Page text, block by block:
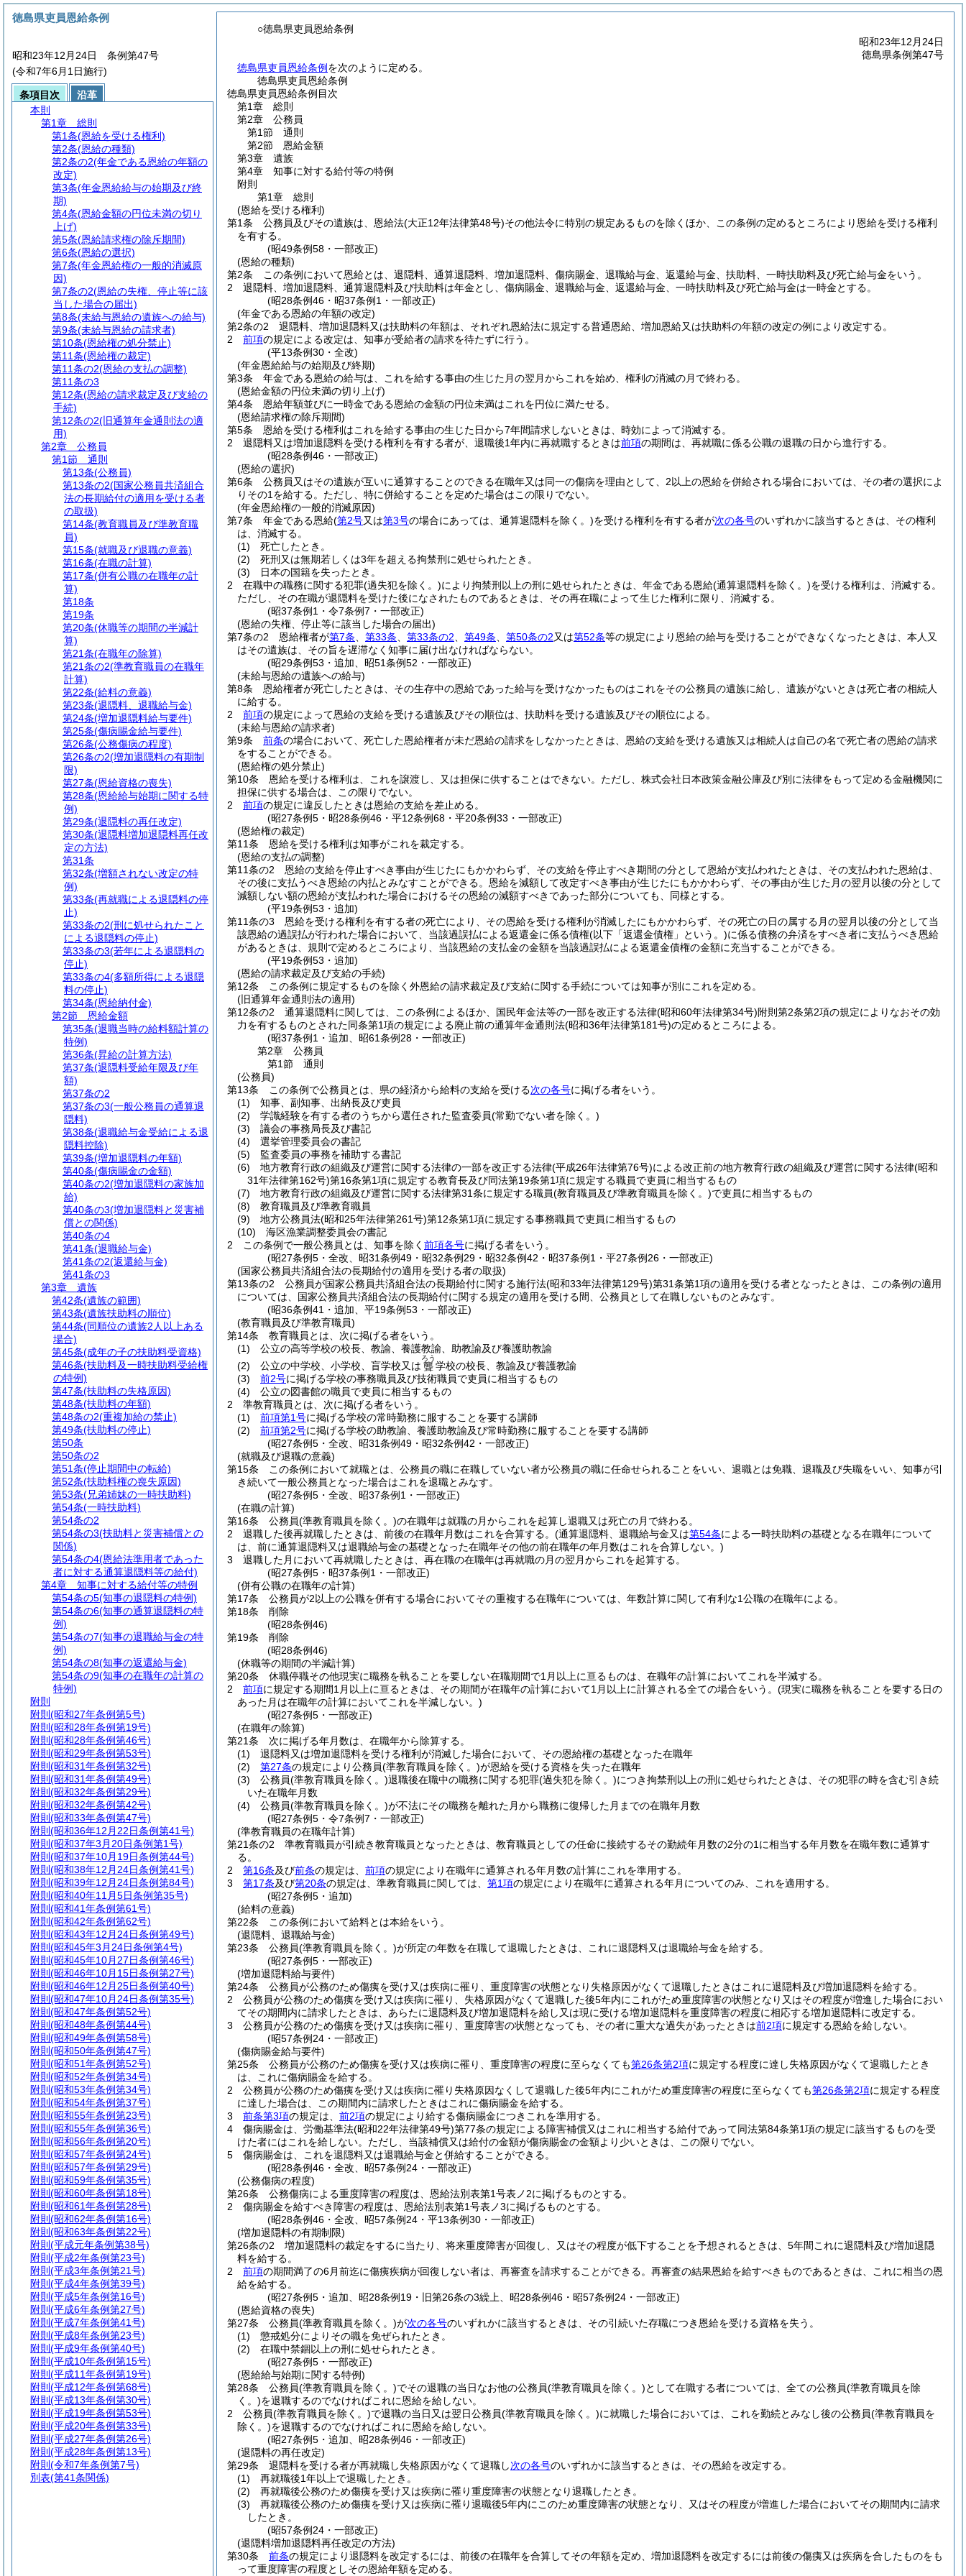
○徳島県吏員恩給条例
昭和23年12月24日
徳島県条例第47号
徳島県吏員恩給条例 を次のように定める。
徳島県吏員恩給条例
徳島県吏員恩給条例目次
第1章
総則
第2章
公務員
第1節
通則
第2節
恩給金額
第3章
遺族
第4章
知事に対する給付等の特例
附則
第1章
総則
(恩給を受ける権利)
第1条
公務員及びその遺族は、恩給法(大正12年法律第48号)その他法令に特別の規定あるものを除くほか、この条例の定めるところにより恩給を受ける権利
を有する。
(昭49条例58・一部改正)
(恩給の種類)
第2条
この条例において恩給とは、退隠料、通算退隠料、増加退隠料、傷病賜金、退職給与金、返還給与金、扶助料、一時扶助料及び死亡給与金をいう。
2
退隠料、増加退隠料、通算退隠料及び扶助料は年金とし、傷病賜金、退職給与金、返還給与金、一時扶助料及び死亡給与金は一時金とする。
(昭28条例46・昭37条例1・一部改正)
(年金である恩給の年額の改定)
第2条の2
退隠料、増加退隠料又は扶助料の年額は、それぞれ恩給法に規定する普通恩給、増加恩給又は扶助料の年額の改定の例により改定する。
2
前項の規定による改定は、知事が受給者の請求を待たずに行う。
(平13条例30・全改)
(年金恩給給与の始期及び終期)
第3条
年金である恩給の給与は、これを給する事由の生じた月の翌月からこれを始め、権利の消滅の月で終わる。
(恩給金額の円位未満の切り上げ)
第4条
恩給年額並びに一時金である恩給の金額の円位未満はこれを円位に満たせる。
(恩給請求権の除斥期間)
第5条
恩給を受ける権利はこれを給する事由の生じた日から7年間請求しないときは、時効によって消滅する。
2
退隠料又は増加退隠料を受ける権利を有する者が、退職後1年内に再就職するときは前項の期間は、再就職に係る公職の退職の日から進行する。
(昭28条例46・一部改正)
(恩給の選択)
第6条
公務員又はその遺族が互いに通算することのできる在職年又は同一の傷病を理由として、2以上の恩給を併給される場合においては、その者の選択によ
りその1を給する。 ただし、特に併給することを定めた場合はこの限りでない。
(年金恩給権の一般的消滅原因)
第7条
年金である恩給(第2号又は第3号の場合にあっては、通算退隠料を除く。)を受ける権利を有する者が次の各号のいずれかに該当するときは、その権利
は、消滅する。
(1)
死亡したとき。
(2)
死刑又は無期若しくは3年を超える拘禁刑に処せられたとき。
(3)
日本の国籍を失ったとき。
2
在職中の職務に関する犯罪(過失犯を除く。)により拘禁刑以上の刑に処せられたときは、年金である恩給(通算退隠料を除く。)を受ける権利は、消滅する。
ただし、その在職が退隠料を受けた後になされたものであるときは、その再在職によって生じた権利に限り、消滅する。
(昭37条例1・令7条例7・一部改正)
(恩給の失権、停止等に該当した場合の届出)
第7条の2
恩給権者が第7条 第33条 第33条の2 第49条 第50条の2又は第52条等の規定により恩給の給与を受けることができなくなったときは、本人又
はその遺族は、その旨を遅滞なく知事に届け出なければならない。
(昭29条例53・追加、昭51条例52・一部改正)
(未給与恩給の遺族への給与)
第8条
恩給権者が死亡したときは、その生存中の恩給であった給与を受けなかったものはこれをその公務員の遺族に給し、遺族がないときは死亡者の相続人
に給する。
2
前項の規定によって恩給の支給を受ける遺族及びその順位は、扶助料を受ける遺族及びその順位による。
(未給与恩給の請求者)
第9条
前条の場合において、死亡した恩給権者が未だ恩給の請求をしなかったときは、恩給の支給を受ける遺族又は相続人は自己の名で死亡者の恩給の請求
をすることができる。
(恩給権の処分禁止)
第10条
恩給を受ける権利は、これを譲渡し、又は担保に供することはできない。 ただし、株式会社日本政策金融公庫及び別に法律をもって定める金融機関に
担保に供する場合は、この限りでない。
2
前項の規定に違反したときは恩給の支給を差止める。
(昭27条例5・昭28条例46・平12条例68・平20条例33・一部改正)
(恩給権の裁定)
第11条
恩給を受ける権利は知事がこれを裁定する。
(恩給の支払の調整)
第11条の2
恩給の支給を停止すべき事由が生じたにもかかわらず、その支給を停止すべき期間の分として恩給が支払われたときは、その支払われた恩給は、
その後に支払うべき恩給の内払とみなすことができる。 恩給を減額して改定すべき事由が生じたにもかかわらず、その事由が生じた月の翌月以後の分として
減額しない額の恩給が支払われた場合におけるその恩給の減額すべきであった部分についても、同様とする。
(平19条例53・追加)
第11条の3
恩給を受ける権利を有する者の死亡により、その恩給を受ける権利が消滅したにもかかわらず、その死亡の日の属する月の翌月以後の分として当
該恩給の過誤払が行われた場合において、当該過誤払による返還金に係る債権(以下「返還金債権」という。)に係る債務の弁済をすべき者に支払うべき恩給
があるときは、規則で定めるところにより、当該恩給の支払金の金額を当該過誤払による返還金債権の金額に充当することができる。
(平19条例53・追加)
(恩給の請求裁定及び支給の手続)
第12条
この条例に規定するものを除く外恩給の請求裁定及び支給に関する手続については知事が別にこれを定める。
(旧通算年金通則法の適用)
第12条の2
通算退隠料に関しては、この条例によるほか、国民年金法等の一部を改正する法律(昭和60年法律第34号)附則第2条第2項の規定によりなおその効
力を有するものとされた同条第1項の規定による廃止前の通算年金通則法(昭和36年法律第181号)の定めるところによる。
(昭37条例1・追加、昭61条例28・一部改正)
第2章
公務員
第1節
通則
(公務員)
第13条
この条例で公務員とは、県の経済から給料の支給を受ける次の各号に掲げる者をいう。
(1)
知事、副知事、出納長及び吏員
(2)
学識経験を有する者のうちから選任された監査委員(常勤でない者を除く。)
(3)
議会の事務局長及び書記
(4)
選挙管理委員会の書記
(5)
監査委員の事務を補助する書記
(6)
地方教育行政の組織及び運営に関する法律の一部を改正する法律(平成26年法律第76号)による改正前の地方教育行政の組織及び運営に関する法律(昭和
31年法律第162号)第16条第1項に規定する教育長及び同法第19条第1項に規定する職員で吏員に相当するもの
(7)
地方教育行政の組織及び運営に関する法律第31条に規定する職員(教育職員及び準教育職員を除く。)で吏員に相当するもの
(8)
教育職員及び準教育職員
(9)
地方公務員法(昭和25年法律第261号)第12条第1項に規定する事務職員で吏員に相当するもの
(10)
海区漁業調整委員会の書記
2
この条例で一般公務員とは、知事を除く 前項各号に掲げる者をいう。
(昭27条例5・全改、昭31条例49・昭32条例29・昭32条例42・昭37条例1・平27条例26・一部改正)
(国家公務員共済組合法の長期給付の適用を受ける者の取扱)
第13条の2
公務員が国家公務員共済組合法の長期給付に関する施行法(昭和33年法律第129号)第31条第1項の適用を受ける者となったときは、この条例の適用
については、国家公務員共済組合法の長期給付に関する規定の適用を受ける間、公務員として在職しないものとみなす。
(昭36条例41・追加、平19条例53・一部改正)
(教育職員及び準教育職員)
第14条
教育職員とは、次に掲げる者をいう。
(1)
公立の高等学校の校長、教諭、養護教諭、助教諭及び養護助教諭
(2)
公立の中学校、小学校、盲学校又は 聾
ろう
学校の校長、教諭及び養護教諭
(3)
前2号に掲げる学校の事務職員及び技術職員で吏員に相当するもの
(4)
公立の図書館の職員で吏員に相当するもの
2
準教育職員とは、次に掲げる者をいう。
(1)
前項第1号に掲げる学校の常時勤務に服することを要する講師
(2)
前項第2号に掲げる学校の助教諭、養護助教諭及び常時勤務に服することを要する講師
(昭27条例5・全改、昭31条例49・昭32条例42・一部改正)
(就職及び退職の意義)
第15条
この条例において就職とは、公務員の職に在職していない者が公務員の職に任命せられることをいい、退職とは免職、退職及び失職をいい、知事が引
き続いて一般公務員となった場合はこれを退職とみなす。
(昭27条例5・全改、昭37条例1・一部改正)
(在職の計算)
第16条
公務員(準教育職員を除く。)の在職年は就職の月からこれを起算し退職又は死亡の月で終わる。
2
退職した後再就職したときは、前後の在職年月数はこれを合算する。 (通算退隠料、退職給与金又は第54条による一時扶助料の基礎となる在職年について
は、前に通算退隠料又は退職給与金の基礎となった在職年その他の前在職年の年月数はこれを合算しない。)
3
退職した月において再就職したときは、再在職の在職年は再就職の月の翌月からこれを起算する。
(昭27条例5・昭37条例1・一部改正)
(併有公職の在職年の計算)
第17条
公務員が2以上の公職を併有する場合においてその重複する在職年については、年数計算に関して有利な1公職の在職年による。
第18条
削除
(昭28条例46)
第19条
削除
(昭28条例46)
(休職等の期間の半減計算)
第20条
休職停職その他現実に職務を執ることを要しない在職期間で1月以上に亘るものは、在職年の計算においてこれを半減する。
2
前項に規定する期間1月以上に亘るときは、その期間が在職年の計算において1月以上に計算される全ての場合をいう。 (現実に職務を執ることを要する日の
あった月は在職年の計算においてこれを半減しない。)
(昭27条例5・一部改正)
(在職年の除算)
第21条
次に掲げる年月数は、在職年から除算する。
(1)
退隠料又は増加退隠料を受ける権利が消滅した場合において、その恩給権の基礎となった在職年
(2)
第27条の規定により公務員(準教育職員を除く。)が恩給を受ける資格を失った在職年
(3)
公務員(準教育職員を除く。)退職後在職中の職務に関する犯罪(過失犯を除く。)につき拘禁刑以上の刑に処せられたときは、その犯罪の時を含む引き続
いた在職年月数
(4)
公務員(準教育職員を除く。)が不法にその職務を離れた月から職務に復帰した月までの在職年月数
(昭27条例5・令7条例7・一部改正)
(準教育職員の在職年計算)
第21条の2
準教育職員が引続き教育職員となったときは、教育職員としての任命に接続するその勤続年月数の2分の1に相当する年月数を在職年数に通算す
る。
2
第16条及び前条の規定は、 前項の規定により在職年に通算される年月数の計算にこれを準用する。
3
第17条及び第20条の規定は、準教育職員に関しては、 第1項の規定により在職年に通算される年月についてのみ、これを適用する。
(昭27条例5・追加)
(給料の意義)
第22条
この条例において給料とは本給をいう。
(退隠料、退職給与金)
第23条
公務員(準教育職員を除く。)が所定の年数を在職して退職したときは、これに退隠料又は退職給与金を給する。
(昭27条例5・一部改正)
(増加退隠料給与要件)
第24条
公務員が公務のため傷痍を受け又は疾病に罹り、重度障害の状態となり失格原因がなくて退職したときはこれに退隠料及び増加退隠料を給する。
2
公務員が公務のため傷痍を受け又は疾病に罹り、失格原因がなくて退職した後5年内にこれがため重度障害の状態となり又はその程度が増進した場合におい
てその期間内に請求したときは、あらたに退隠料及び増加退隠料を給し又は現に受ける増加退隠料を重度障害の程度に相応する増加退隠料に改定する。
3
公務員が公務のため傷痍を受け又は疾病に罹り、重度障害の状態となっても、その者に重大な過失があったときは前2項に規定する恩給を給しない。
(昭57条例24・一部改正)
(傷病賜金給与要件)
第25条
公務員が公務のため傷痍を受け又は疾病に罹り、重度障害の程度に至らなくても第26条第2項に規定する程度に達し失格原因がなくて退職したとき
は、これに傷病賜金を給する。
2
公務員が公務のため傷痍を受け又は疾病に罹り失格原因なくして退職した後5年内にこれがため重度障害の程度に至らなくても第26条第2項に規定する程度
に達した場合は、この期間内に請求したときはこれに傷病賜金を給する。
3
前条第3項の規定は、 前2項の規定により給する傷病賜金につきこれを準用する。
4
傷病賜金は、労働基準法(昭和22年法律第49号)第77条の規定による障害補償又はこれに相当する給付であって同法第84条第1項の規定に該当するものを受
けた者にはこれを給しない。 ただし、当該補償又は給付の金額が傷病賜金の金額より少いときは、この限りでない。
5
傷病賜金は、これを退隠料又は退職給与金と併給することができる。
(昭28条例46・全改、昭57条例24・一部改正)
(公務傷病の程度)
第26条
公務傷病による重度障害の程度は、恩給法別表第1号表ノ2に掲げるものとする。
2
傷病賜金を給すべき障害の程度は、恩給法別表第1号表ノ3に掲げるものとする。
(昭28条例46・全改、昭57条例24・平13条例30・一部改正)
(増加退隠料の有期制限)
第26条の2
増加退隠料の裁定をするに当たり、将来重度障害が回復し、又はその程度が低下することを予想されるときは、5年間これに退隠料及び増加退隠
料を給する。
2
前項の期間満了の6月前迄に傷痍疾病が回復しない者は、再審査を請求することができる。 再審査の結果恩給を給すべきものであるときは、これに相当の恩
給を給する。
(昭27条例5・追加、昭28条例19・旧第26条の3繰上、昭28条例46・昭57条例24・一部改正)
(恩給資格の喪失)
第27条
公務員(準教育職員を除く。)が次の各号のいずれかに該当するときは、その引続いた存職につき恩給を受ける資格を失う。
(1)
懲戒処分によりその職を免ぜられたとき。
(2)
在職中禁錮以上の刑に処せられたとき。
(昭27条例5・一部改正)
(恩給給与始期に関する特例)
第28条
公務員(準教育職員を除く。)でその退職の当日なお他の公務員(準教育職員を除く。)として在職する者については、全ての公務員(準教育職員を除
く。)を退職するのでなければこれに恩給を給しない。
2
公務員(準教育職員を除く。)で退職の当日又は翌日公務員(準教育職員を除く。)に就職した場合においては、これを勤続とみなし後の公務員(準教育職員を
除く。)を退職するのでなければこれに恩給を給しない。
(昭27条例5・追加、昭28条例46・一部改正)
(退隠料の再任改定)
第29条
退隠料を受ける者が再就職し失格原因がなくて退職し次の各号のいずれかに該当するときは、その恩給を改定する。
(1)
再就職後1年以上で退職したとき。
(2)
再就職後公務のため傷痍を受け又は疾病に罹り重度障害の状態となり退職したとき。
(3)
再就職後公務のため傷痍を受け又は疾病に罹り退職後5年内にこのため重度障害の状態となり、又はその程度が増進した場合においてその期間内に請求
したとき。
(昭57条例24・一部改正)
(退隠料増加退隠料再任改定の方法)
第30条
前条の規定により退隠料を改定するには、前後の在職年を合算してその年額を定め、増加退隠料を改定するには前後の傷痍又は疾病を合したものをも
って重度障害の程度としその恩給年額を定める。
徳島県吏員恩給条例
昭和23年12月24日 条例第47号
(令和7年6月1日施行)
条項目次
沿革
本則
第1章
総則
第1条(恩給を受ける権利)
第2条(恩給の種類)
第2条の2(年金である恩給の年額の
改定)
第3条(年金恩給給与の始期及び終
期)
第4条(恩給金額の円位未満の切り
上げ)
第5条(恩給請求権の除斥期間)
第6条(恩給の選択)
第7条(年金恩給権の一般的消滅原
因)
第7条の2(恩給の失権、停止等に該
当した場合の届出)
第8条(未給与恩給の遺族への給与)
第9条(未給与恩給の請求者)
第10条(恩給権の処分禁止)
第11条(恩給権の裁定)
第11条の2(恩給の支払の調整)
第11条の3
第12条(恩給の請求裁定及び支給の
手続)
第12条の2(旧通算年金通則法の適
用)
第2章
公務員
第1節
通則
第13条(公務員)
第13条の2(国家公務員共済組合
法の長期給付の適用を受ける者
の取扱)
第14条(教育職員及び準教育職
員)
第15条(就職及び退職の意義)
第16条(在職の計算)
第17条(併有公職の在職年の計
算)
第18条
第19条
第20条(休職等の期間の半減計
算)
第21条(在職年の除算)
第21条の2(準教育職員の在職年
計算)
第22条(給料の意義)
第23条(退隠料、退職給与金)
第24条(増加退隠料給与要件)
第25条(傷病賜金給与要件)
第26条(公務傷病の程度)
第26条の2(増加退隠料の有期制
限)
第27条(恩給資格の喪失)
第28条(恩給給与始期に関する特
例)
第29条(退隠料の再任改定)
第30条(退隠料増加退隠料再任改
定の方法)
第31条
第32条(増額されない改定の特
例)
第33条(再就職による退隠料の停
止)
第33条の2(刑に処せられたこと
による退隠料の停止)
第33条の3(若年による退隠料の
停止)
第33条の4(多額所得による退隠
料の停止)
第34条(恩給納付金)
第2節
恩給金額
第35条(退職当時の給料額計算の
特例)
第36条(昇給の計算方法)
第37条(退隠料受給年限及び年
額)
第37条の2
第37条の3(一般公務員の通算退
隠料)
第38条(退職給与金受給による退
隠料控除)
第39条(増加退隠料の年額)
第40条(傷病賜金の金額)
第40条の2(増加退隠料の家族加
給)
第40条の3(増加退隠料と災害補
償との関係)
第40条の4
第41条(退職給与金)
第41条の2(返還給与金)
第41条の3
第3章
遺族
第42条(遺族の範囲)
第43条(遺族扶助料の順位)
第44条(同順位の遺族2人以上ある
場合)
第45条(成年の子の扶助料受資格)
第46条(扶助料及一時扶助料受給権
の特例)
第47条(扶助料の失格原因)
第48条(扶助料の年額)
第48条の2(重複加給の禁止)
第49条(扶助料の停止)
第50条
第50条の2
第51条(停止期間中の転給)
第52条(扶助料権の喪失原因)
第53条(兄弟姉妹の一時扶助料)
第54条(一時扶助料)
第54条の2
第54条の3(扶助料と災害補償との
関係)
第54条の4(恩給法準用者であった
者に対する通算退隠料等の給付)
第4章
知事に対する給付等の特例
第54条の5(知事の退隠料の特例)
第54条の6(知事の通算退隠料の特
例)
第54条の7(知事の退職給与金の特
例)
第54条の8(知事の返還給与金)
第54条の9(知事の在職年の計算の
特例)
附則
附則 (昭和27年条例第5号)
附則 (昭和28年条例第19号)
附則 (昭和28年条例第46号)
附則 (昭和29年条例第53号)
附則 (昭和31年条例第32号)
附則 (昭和31年条例第49号)
附則 (昭和32年条例第29号)
附則 (昭和32年条例第42号)
附則 (昭和33年条例第47号)
附則 (昭和36年12月22日条例第41号)
附則 (昭和37年3月20日条例第1号)
附則 (昭和37年10月19日条例第44号)
附則 (昭和38年12月24日条例第41号)
附則 (昭和39年12月24日条例第84号)
附則 (昭和40年11月5日条例第35号)
附則 (昭和41年条例第61号)
附則 (昭和42年条例第62号)
附則 (昭和43年12月24日条例第49号)
附則 (昭和45年3月24日条例第4号)
附則 (昭和45年10月27日条例第46号)
附則 (昭和46年10月15日条例第27号)
附則 (昭和46年12月25日条例第40号)
附則 (昭和47年10月24日条例第35号)
附則 (昭和47年条例第52号)
附則 (昭和48年条例第44号)
附則 (昭和49年条例第58号)
附則 (昭和50年条例第47号)
附則 (昭和51年条例第52号)
附則 (昭和52年条例第34号)
附則 (昭和53年条例第34号)
附則 (昭和54年条例第37号)
附則 (昭和55年条例第23号)
附則 (昭和55年条例第36号)
附則 (昭和56年条例第20号)
附則 (昭和57年条例第24号)
附則 (昭和57年条例第29号)
附則 (昭和59年条例第35号)
附則 (昭和60年条例第18号)
附則 (昭和61年条例第28号)
附則 (昭和62年条例第16号)
附則 (昭和63年条例第22号)
附則 (平成元年条例第38号)
附則 (平成2年条例第23号)
附則 (平成3年条例第21号)
附則 (平成4年条例第39号)
附則 (平成5年条例第16号)
附則 (平成6年条例第27号)
附則 (平成7年条例第41号)
附則 (平成8年条例第23号)
附則 (平成9年条例第40号)
附則 (平成10年条例第15号)
附則 (平成11年条例第19号)
附則 (平成12年条例第68号)
附則 (平成13年条例第30号)
附則 (平成19年条例第53号)
附則 (平成20年条例第33号)
附則 (平成27年条例第26号)
附則 (平成28年条例第13号)
附則 (令和7年条例第7号)
別表(第41条関係)